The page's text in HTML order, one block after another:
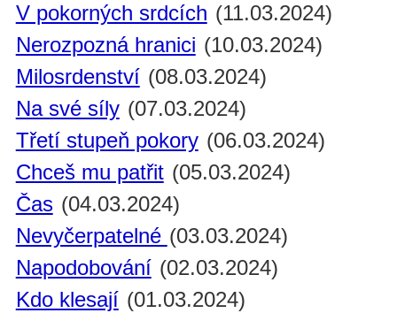
V pokorných srdcích (11.03.2024)
Nerozpozná hranici (10.03.2024)
Milosrdenství (08.03.2024)
Na své síly (07.03.2024)
Třetí stupeň pokory (06.03.2024)
Chceš mu patřit (05.03.2024)
Čas (04.03.2024)
Nevyčerpatelné (03.03.2024)
Napodobování (02.03.2024)
Kdo klesají (01.03.2024)